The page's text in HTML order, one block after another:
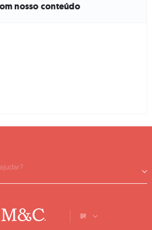
nosso conteúdo
BR